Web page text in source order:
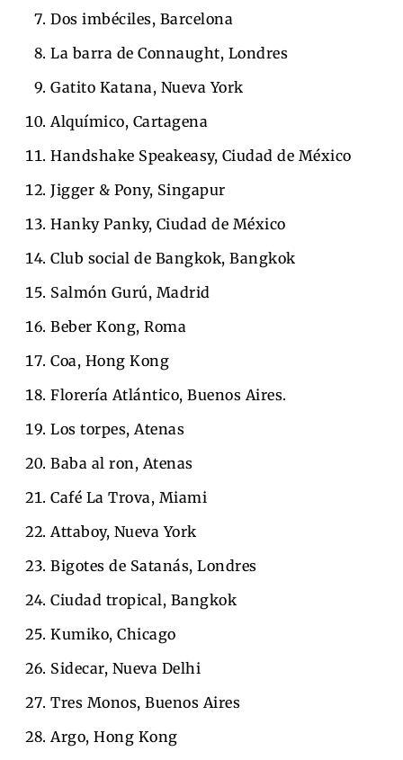
Dos imbéciles, Barcelona
La barra de Connaught, Londres
Gatito Katana, Nueva York
Alquímico, Cartagena
Handshake Speakeasy, Ciudad de México
Jigger & Pony, Singapur
Hanky ​​Panky, Ciudad de México
Club social de Bangkok, Bangkok
Salmón Gurú, Madrid
Beber Kong, Roma
Coa, Hong Kong
Florería Atlántico, Buenos Aires.
Los torpes, Atenas
Baba al ron, Atenas
Café La Trova, Miami
Attaboy, Nueva York
Bigotes de Satanás, Londres
Ciudad tropical, Bangkok
Kumiko, Chicago
Sidecar, Nueva Delhi
Tres Monos, Buenos Aires
Argo, Hong Kong